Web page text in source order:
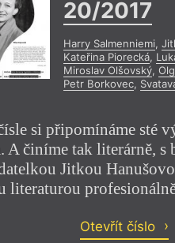
20/2017
Harry Salmenniemi,
Kateřina Piorecká,
Miroslav Olšovský,
Petr Borkovec,
si připomínáme sté
A činíme tak literárně, s
Jitkou
literaturou
Otevřít číslo